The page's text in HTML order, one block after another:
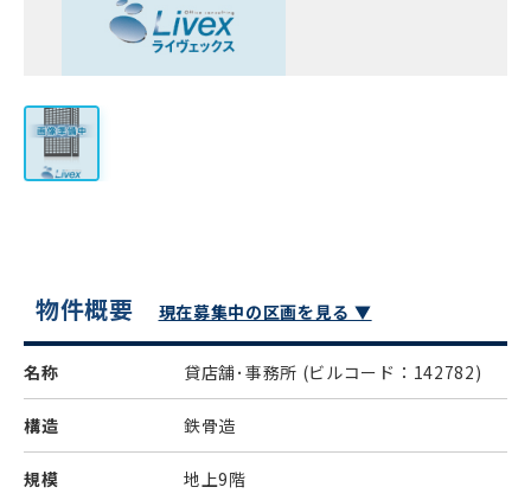
物件概要 現在募集中の区画を見る ▼
名称 貸店舗･事務所 (ビルコード：142782)
構造 鉄骨造
規模 地上9階